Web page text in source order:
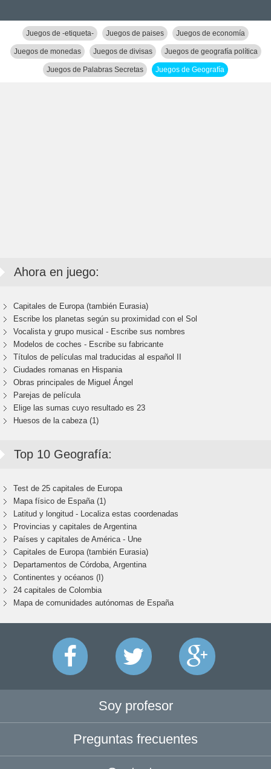
Juegos de -etiqueta- Juegos de paises Juegos de economía
Juegos de monedas Juegos de divisas Juegos de geografía política
Juegos de Palabras Secretas Juegos de Geografía
Ahora en juego:
Capitales de Europa (también Eurasia)
Escribe los planetas según su proximidad con el Sol
Vocalista y grupo musical - Escribe sus nombres
Modelos de coches - Escribe su fabricante
Títulos de películas mal traducidas al español II
Ciudades romanas en Hispania
Obras principales de Miguel Ángel
Parejas de película
Elige las sumas cuyo resultado es 23
Huesos de la cabeza (1)
Top 10 Geografía:
Test de 25 capitales de Europa
Mapa físico de España (1)
Latitud y longitud - Localiza estas coordenadas
Provincias y capitales de Argentina
Países y capitales de América - Une
Capitales de Europa (también Eurasia)
Departamentos de Córdoba, Argentina
Continentes y océanos (I)
24 capitales de Colombia
Mapa de comunidades autónomas de España
Soy profesor
Preguntas frecuentes